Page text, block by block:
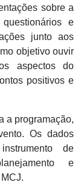
sobre a
e
junto aos
objetivo ouvir
aspectos do
positivos e
a programação,
Os dados
de
e